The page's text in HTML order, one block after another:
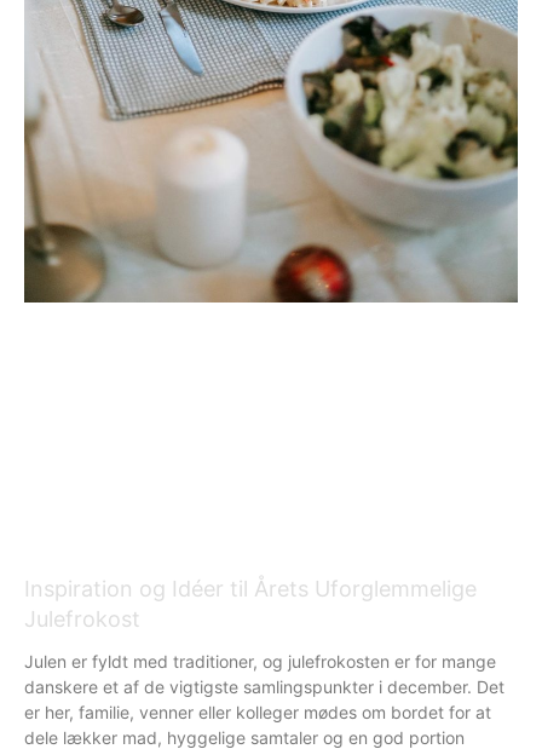
Inspiration og Idéer til Årets Uforglemmelige
Julefrokost
Julen er fyldt med traditioner, og julefrokosten er for mange
danskere et af de vigtigste samlingspunkter i december. Det
er her, familie, venner eller kolleger mødes om bordet for at
dele lækker mad, hyggelige samtaler og en god portion